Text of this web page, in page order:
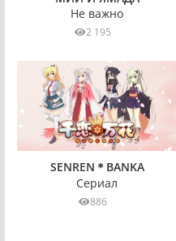
Не важно
2 195
SENREN＊BANKA
Сериал
886